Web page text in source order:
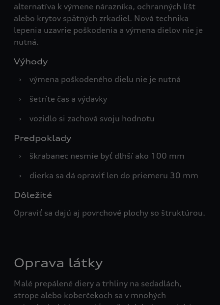
alternatíva k výmene nárazníka, ochranných líšt
alebo krytov spätných zrkadiel. Nová technika
lepenia uzavrie poškodenia a výmena dielov nie je
nutná.
Výhody
›
výmena poškodeného dielu nie je nutná
›
šetríte čas a výdavky
›
vozidlo si zachová svoju hodnotu
Predpoklady
›
škrabanec nesmie byť dlhší ako 100 mm
›
dierka sa dá opraviť len do priemeru 30 mm
Dôležité
Opraviť sa dajú aj povrchové plochy so štruktúrou.
Oprava látky
Malé prepálené diery a trhliny na sedadlách,
strope alebo koberčekoch sa v mnohých